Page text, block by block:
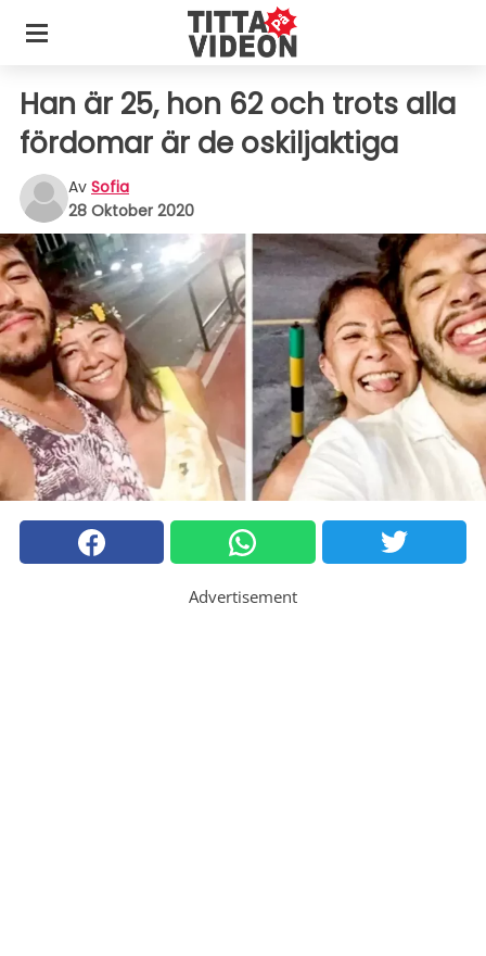
Han är 25, hon 62 och trots alla
fördomar är de oskiljaktiga
Av Sofia
28 Oktober 2020
Advertisement